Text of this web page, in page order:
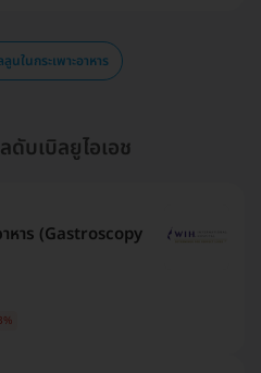
นในกระเพาะอาหาร
ดับเบิลยูไอเอช
หาร (Gastroscopy